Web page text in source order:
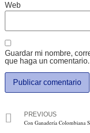
Web
Guardar mi nombre,
que haga un comentario.
PREVIOUS